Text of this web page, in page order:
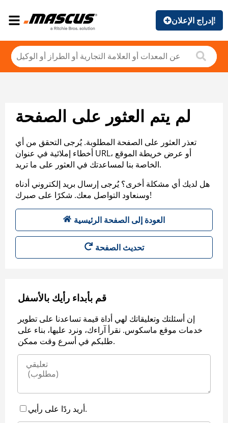
إدراج الإعلان!
لم يتم العثور على الصفحة
تعذر العثور على الصفحة المطلوبة. يُرجى التحقق من أي
أخطاء إملائية في عنوان URL، أو عرض خريطة الموقع
الخاصة بنا لمساعدتك في العثور على ما تريد.
هل لديك أي مشكلة أخرى؟ يُرجى إرسال بريد إلكتروني أدناه
وسنعاود التواصل معك. شكرًا على صبرك!
العودة إلى الصفحة الرئيسية
تحديث الصفحة
قم بأبداء رأيك بالأسفل
إن أسئلتك وتعليقاتك لهي أداة قيمة تساعدنا على تطوير
خدمات موقع ماسكوس. نقرأ آراءك، ونرد عليها، بناء على
طلبكم في أسرع وقت ممكن.
أريد ردًا على رأيي.